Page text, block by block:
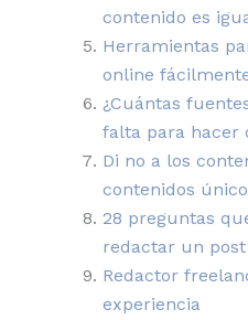
contenido es
Herramientas
online
¿Cuántas
falta para hacer
Di no a los
contenidos
28 preguntas
redactar un
Redactor
experiencia